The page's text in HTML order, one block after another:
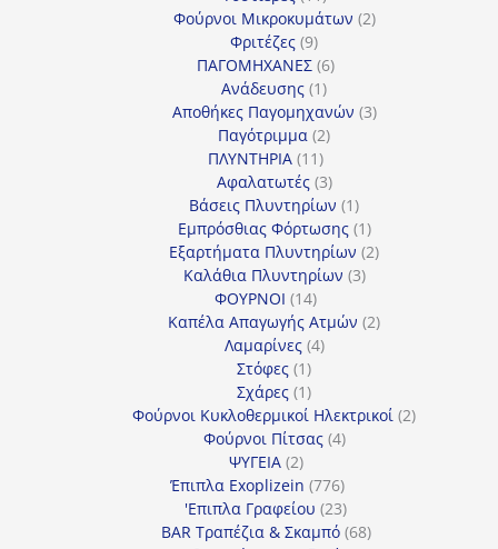
προϊόντα
Φούρνοι Μικροκυμάτων 22
Φριτέζες 99
προϊόντα
ΠΑΓΟΜΗΧΑΝΕΣ 66
Ανάδευσης 11
προϊόν
Αποθήκες Παγομηχανών 33
Παγότριμμα 22
ΠΛΥΝΤΗΡΙΑ 1111
προϊόντα
Αφαλατωτές 33
προϊόντα
Βάσεις Πλυντηρίων 11
προϊόν
Εμπρόσθιας Φόρτωσης 11
προϊόν
Εξαρτήματα Πλυντηρίων 22
Καλάθια Πλυντηρίων 33
ΦΟΥΡΝΟΙ 1414
προϊόντα
Καπέλα Απαγωγής Ατμών 22
Λαμαρίνες 44
Στόφες 11
προϊόν
Σχάρες 11
προϊόν
Φούρνοι Κυκλοθερμικοί Ηλεκτρικοί 22
Φούρνοι Πίτσας 44
ΨΥΓΕΙΑ 22
προϊόντα
Έπιπλα Exoplizein 776776
προϊόντα
'Επιπλα Γραφείου 2323
προϊόντα
BAR Τραπέζια & Σκαμπό 6868